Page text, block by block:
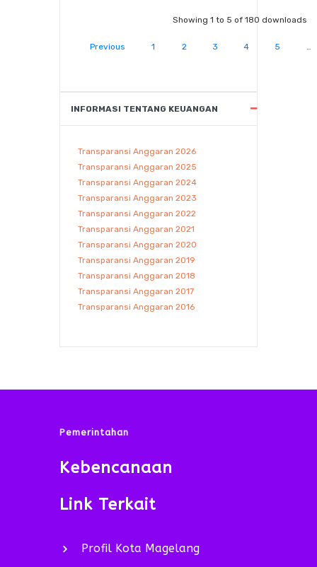
Showing 1 to 5 of 180 downloads
Previous 1 2 3 4 5 …
INFORMASI TENTANG KEUANGAN
Transparansi Anggaran 2026
Transparansi Anggaran 2025
Transparansi Anggaran 2024
Transparansi Anggaran 2023
Transparansi Anggaran 2022
Transparansi Anggaran 2021
Transparansi Anggaran 2020
Transparansi Anggaran 2019
Transparansi Anggaran 2018
Transparansi Anggaran 2017
Transparansi Anggaran 2016
Pemerintahan
Kebencanaan
Link Terkait
Profil Kota Magelang